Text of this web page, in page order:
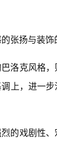
张扬与装饰
洛克风格
上，进一
的戏剧性